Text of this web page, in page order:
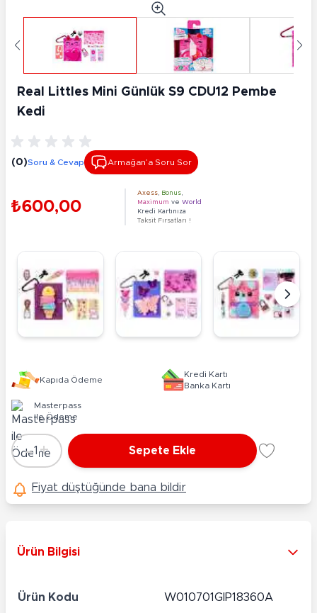
Real Littles Mini Günlük S9 CDU12 Pembe
Kedi
(0)Soru & Cevap Armağan’a Soru Sor
₺600,00
Axess Bonus
Maximum ve World
Kredi Kartınıza
Taksit Fırsatları !
Kapıda Ödeme
Kredi Kartı
Banka Kartı
Masterpass
ile Ödeme
Adet
-1 + Sepete Ekle
Fiyat düştüğünde bana bildir
Ürün Bilgisi
Ürün Kodu W010701GIP18360A